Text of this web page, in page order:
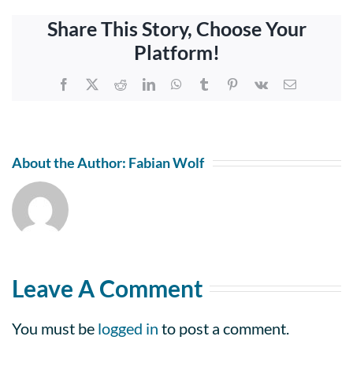
Share This Story, Choose Your
Platform!
Facebook
X RedditLinkedInWhatsApp
TumblrPinterest
Vk Email
About the Author: Fabian Wolf
Leave A Comment
You must be logged in to post a comment.